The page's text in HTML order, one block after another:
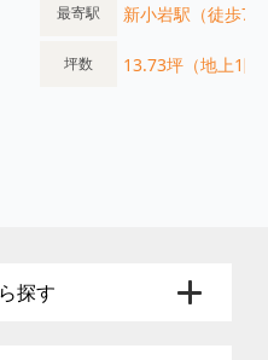
最寄駅 新小岩駅（徒歩7
坪数 13.73坪（地上1階
探す